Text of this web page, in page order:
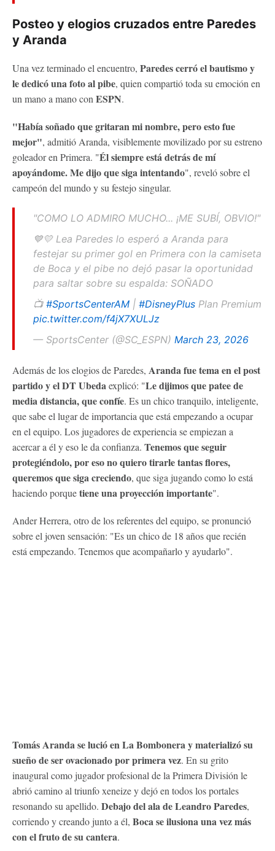
Posteo y elogios cruzados entre Paredes
y Aranda
Una vez terminado el encuentro, Paredes cerró el bautismo y
le dedicó una foto al pibe, quien compartió toda su emoción en
un mano a mano con ESPN.
"Había soñado que gritaran mi nombre, pero esto fue
mejor", admitió Aranda, visiblemente movilizado por su estreno
goleador en Primera. "Él siempre está detrás de mí
apoyándome. Me dijo que siga intentando", reveló sobre el
campeón del mundo y su festejo singular.
"COMO LO ADMIRO MUCHO... ¡ME SUBÍ, OBVIO!"
💙💛 Lea Paredes lo esperó a Aranda para
festejar su primer gol en Primera con la camiseta
de Boca y el pibe no dejó pasar la oportunidad
para saltar sobre su espalda: SOÑADO
📺 #SportsCenterAM | #DisneyPlus Plan Premium
pic.twitter.com/f4jX7XULJz
— SportsCenter (@SC_ESPN) March 23, 2026
Además de los elogios de Paredes, Aranda fue tema en el post
partido y el DT Ubedaexplicó: "Le dijimos que patee de
media distancia, que confíe. Es un chico tranquilo, inteligente,
que sabe el lugar de importancia que está empezando a ocupar
en el equipo. Los jugadores de experiencia se empiezan a
acercar a él y eso le da confianza. Tenemos que seguir
protegiéndolo, por eso no quiero tirarle tantas flores,
queremos que siga creciendo, que siga jugando como lo está
haciendo porquetiene una proyección importante".
Ander Herrera, otro de los referentes del equipo, se pronunció
sobre el joven sensación: "Es un chico de 18 años que recién
está empezando. Tenemos que acompañarlo y ayudarlo".
Tomás Aranda se lució en La Bombonera y materializó su
sueño de ser ovacionado por primera vez. En su grito
inaugural como jugador profesional de la Primera División le
abrió camino al triunfo xeneize y dejó en todos los portales
resonando su apellido. Debajo del ala de Leandro Paredes,
corriendo y creando junto a él, Boca se ilusiona una vez más
con el fruto de su cantera.